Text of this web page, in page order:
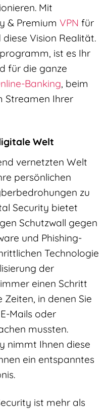
Mit
& Premium VPN für
diese Vision Realität.
ist es Ihr
für die ganze
Banking, beim
Streamen Ihrer
Welt
vernetzten Welt
persönlichen
zu
Security bietet
Schutzwall gegen
und Phishing-
Technologie
der
einen Schritt
Zeiten, in denen Sie
Mails oder
mussten.
nimmt Ihnen diese
ein entspanntes
ist mehr als